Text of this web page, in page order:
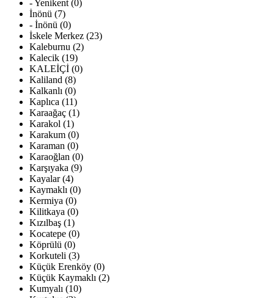
- Yenikent (0)
İnönü (7)
- İnönü (0)
İskele Merkez (23)
Kaleburnu (2)
Kalecik (19)
KALEİÇİ (0)
Kaliland (8)
Kalkanlı (0)
Kaplıca (11)
Karaağaç (1)
Karakol (1)
Karakum (0)
Karaman (0)
Karaoğlan (0)
Karşıyaka (9)
Kayalar (4)
Kaymaklı (0)
Kermiya (0)
Kilitkaya (0)
Kızılbaş (1)
Kocatepe (0)
Köprülü (0)
Korkuteli (3)
Küçük Erenköy (0)
Küçük Kaymaklı (2)
Kumyalı (10)